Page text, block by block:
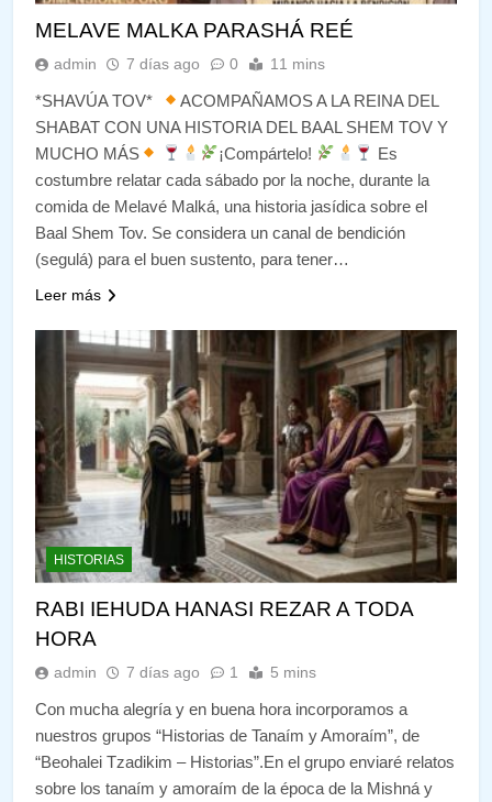
MELAVE MALKA PARASHÁ REÉ
admin 7 días ago 0 11 mins
*SHAVÚA TOV*
ACOMPAÑAMOS A LA REINA DEL
SHABAT CON UNA HISTORIA DEL BAAL SHEM TOV Y
MUCHO MÁS
¡Compártelo!
Es
costumbre relatar cada sábado por la noche, durante la
comida de Melavé Malká, una historia jasídica sobre el
Baal Shem Tov. Se considera un canal de bendición
(segulá) para el buen sustento, para tener…
Leer más
HISTORIAS
RABI IEHUDA HANASI REZAR A TODA
HORA
admin 7 días ago 1 5 mins
Con mucha alegría y en buena hora incorporamos a
nuestros grupos “Historias de Tanaím y Amoraím”, de
“Beohalei Tzadikim – Historias”.En el grupo enviaré relatos
sobre los tanaím y amoraím de la época de la Mishná y